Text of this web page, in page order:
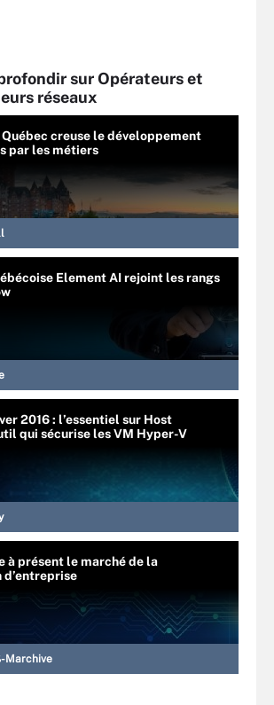
sur Opérateurs et
réseaux
creuse le développement
par les métiers
Element AI rejoint les rangs
2016 : l’essentiel sur Host
qui sécurise les VM Hyper-V
à présent le marché de la
Marchive